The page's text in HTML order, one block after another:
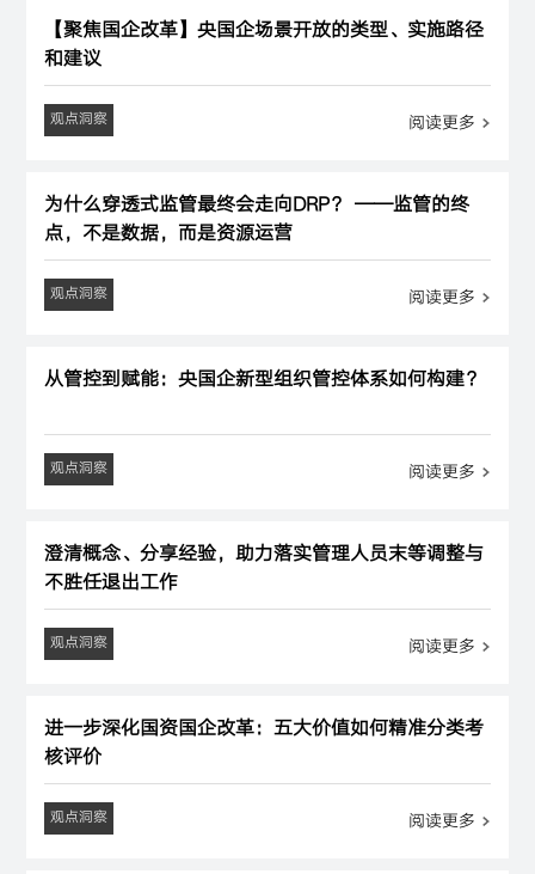
【聚焦国企改革】央国企场景开放的类型、实施路径
和建议
观点洞察 阅读更多
为什么穿透式监管最终会走向DRP？ ——监管的终
点，不是数据，而是资源运营
观点洞察 阅读更多
从管控到赋能：央国企新型组织管控体系如何构建？
观点洞察 阅读更多
澄清概念、分享经验，助力落实管理人员末等调整与
不胜任退出工作
观点洞察 阅读更多
进一步深化国资国企改革：五大价值如何精准分类考
核评价
观点洞察 阅读更多